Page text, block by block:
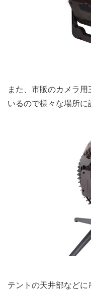
また、市販のカメラ
いるので様々な場所に
テントの天井部など